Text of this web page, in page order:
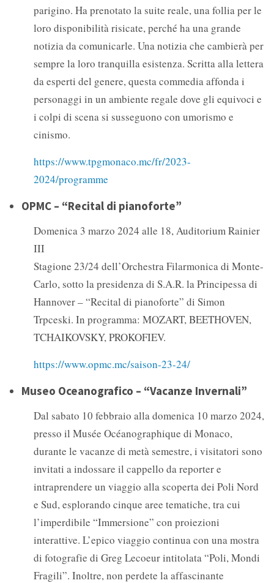
parigino. Ha prenotato la suite reale, una follia per le
loro disponibilità risicate, perché ha una grande
notizia da comunicarle. Una notizia che cambierà per
sempre la loro tranquilla esistenza. Scritta alla lettera
da esperti del genere, questa commedia affonda i
personaggi in un ambiente regale dove gli equivoci e
i colpi di scena si susseguono con umorismo e
cinismo.
https://www.tpgmonaco.mc/fr/2023-
2024/programme
OPMC – “Recital di pianoforte”
Domenica 3 marzo 2024 alle 18, Auditorium Rainier
III
Stagione 23/24 dell’Orchestra Filarmonica di Monte-
Carlo, sotto la presidenza di S.A.R. la Principessa di
Hannover – “Recital di pianoforte” di Simon
Trpceski. In programma: MOZART, BEETHOVEN,
TCHAIKOVSKY, PROKOFIEV.
https://www.opmc.mc/saison-23-24/
Museo Oceanografico – “Vacanze Invernali”
Dal sabato 10 febbraio alla domenica 10 marzo 2024,
presso il Musée Océanographique di Monaco,
durante le vacanze di metà semestre, i visitatori sono
invitati a indossare il cappello da reporter e
intraprendere un viaggio alla scoperta dei Poli Nord
e Sud, esplorando cinque aree tematiche, tra cui
l’imperdibile “Immersione” con proiezioni
interattive. L’epico viaggio continua con una mostra
di fotografie di Greg Lecoeur intitolata “Poli, Mondi
Fragili”. Inoltre, non perdete la affascinante